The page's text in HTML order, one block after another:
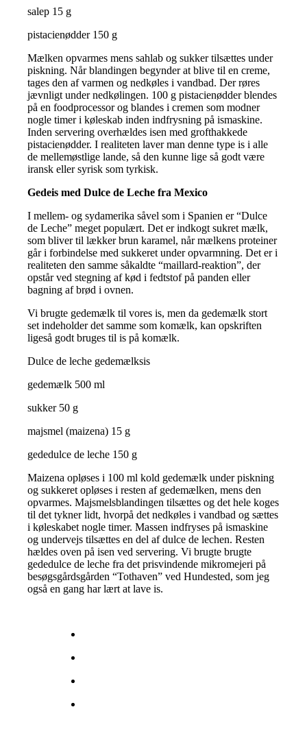
salep 15 g
pistacienødder 150 g
Mælken opvarmes mens sahlab og sukker tilsættes under
piskning. Når blandingen begynder at blive til en creme,
tages den af varmen og nedkøles i vandbad. Der røres
jævnligt under nedkølingen. 100 g pistacienødder blendes
på en foodprocessor og blandes i cremen som modner
nogle timer i køleskab inden indfrysning på ismaskine.
Inden servering overhældes isen med grofthakkede
pistacienødder. I realiteten laver man denne type is i alle
de mellemøstlige lande, så den kunne lige så godt være
iransk eller syrisk som tyrkisk.
Gedeis med Dulce de Leche fra Mexico
I mellem- og sydamerika såvel som i Spanien er “Dulce
de Leche” meget populært. Det er indkogt sukret mælk,
som bliver til lækker brun karamel, når mælkens proteiner
går i forbindelse med sukkeret under opvarmning. Det er i
realiteten den samme såkaldte “maillard-reaktion”, der
opstår ved stegning af kød i fedtstof på panden eller
bagning af brød i ovnen.
Vi brugte gedemælk til vores is, men da gedemælk stort
set indeholder det samme som komælk, kan opskriften
ligeså godt bruges til is på komælk.
Dulce de leche gedemælksis
gedemælk 500 ml
sukker 50 g
majsmel (maizena) 15 g
gededulce de leche 150 g
Maizena opløses i 100 ml kold gedemælk under piskning
og sukkeret opløses i resten af gedemælken, mens den
opvarmes. Majsmelsblandingen tilsættes og det hele koges
til det tykner lidt, hvorpå det nedkøles i vandbad og sættes
i køleskabet nogle timer. Massen indfryses på ismaskine
og undervejs tilsættes en del af dulce de lechen. Resten
hældes oven på isen ved servering. Vi brugte brugte
gededulce de leche fra det prisvindende mikromejeri på
besøgsgårdsgården “Tothaven” ved Hundested, som jeg
også en gang har lært at lave is.